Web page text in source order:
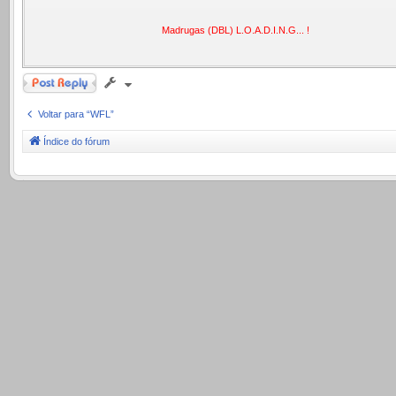
Madrugas (DBL) L.O.A.D.I.N.G... !
Responder
Voltar para “WFL”
Índice do fórum
.